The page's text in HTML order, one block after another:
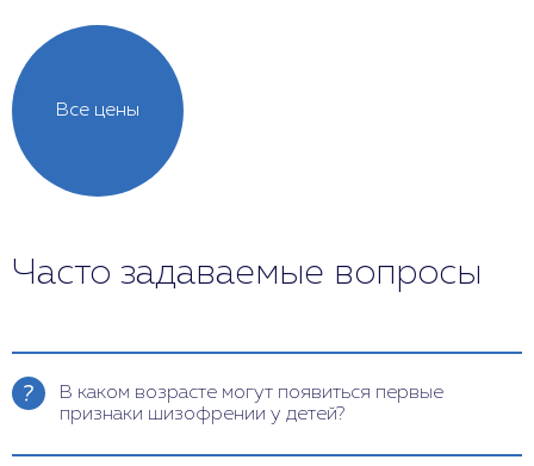
Все цены
Часто задаваемые вопросы
В каком возрасте могут появиться первые
признаки шизофрении у детей?
Первые признаки шизофрении у детей могут